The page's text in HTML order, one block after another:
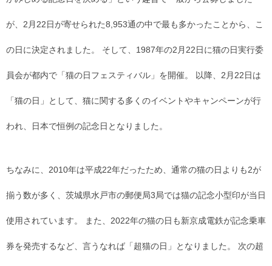
が、2月22日が寄せられた8,953通の中で最も多かったことから、こ
の日に決定されました。 そして、1987年の2月22日に猫の日実行委
員会が都内で「猫の日フェスティバル」を開催。 以降、2月22日は
「猫の日」として、猫に関する多くのイベントやキャンペーンが行
われ、日本で恒例の記念日となりました。
ちなみに、2010年は平成22年だったため、通常の猫の日よりも2が
揃う数が多く、茨城県水戸市の郵便局3局では猫の記念小型印が当日
使用されています。 また、2022年の猫の日も新京成電鉄が記念乗車
券を発売するなど、言うなれば「超猫の日」となりました。 次の超